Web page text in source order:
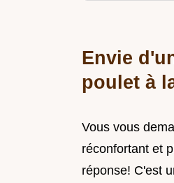
Envie
poulet à
Vous vous
réconfortant et
réponse! C'est